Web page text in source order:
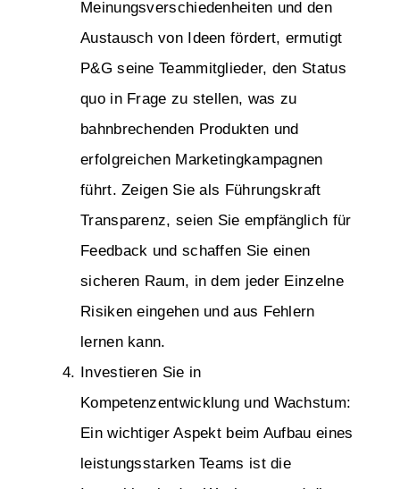
Meinungsverschiedenheiten und den
Austausch von Ideen fördert, ermutigt
P&G seine Teammitglieder, den Status
quo in Frage zu stellen, was zu
bahnbrechenden Produkten und
erfolgreichen Marketingkampagnen
führt. Zeigen Sie als Führungskraft
Transparenz, seien Sie empfänglich für
Feedback und schaffen Sie einen
sicheren Raum, in dem jeder Einzelne
Risiken eingehen und aus Fehlern
lernen kann.
Investieren Sie in
Kompetenzentwicklung und Wachstum:
Ein wichtiger Aspekt beim Aufbau eines
leistungsstarken Teams ist die